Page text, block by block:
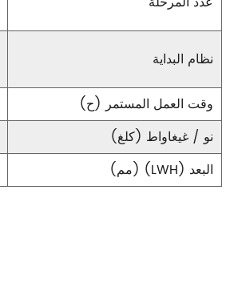
نظام البداية
وقت العمل المستمر (ح)
نو / غيغاواط (كلغ)
البعد (LWH) (مم)